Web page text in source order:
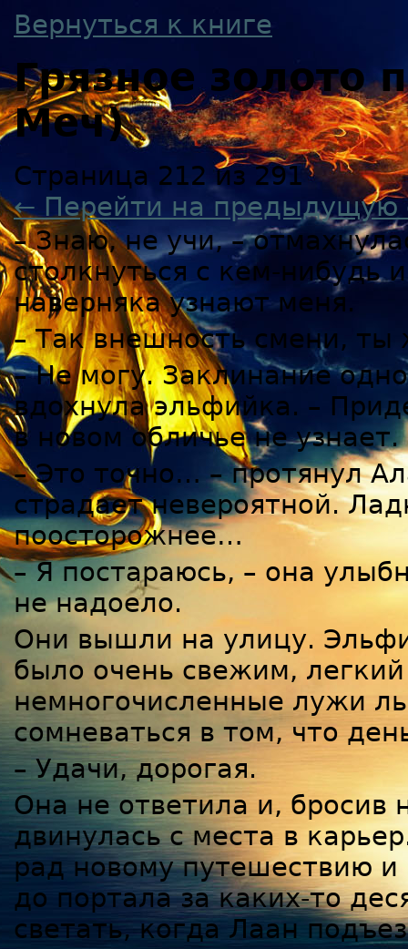
Вернуться к книге
Грязное
Меч)
Страница 212 из 291
← Перейти на предыдущую
– Знаю, не учи, –
столкнуться с кем-нибудь
наверняка узнают меня.
– Так внешность смени,
– Не могу. Заклинание
вдохнула эльфийка. –
в новом обличье не узнает.
– Это точно… – протянул
страдает невероятной.
поосторожнее…
– Я постараюсь, – она
не надоело.
Они вышли на улицу.
было очень свежим,
немногочисленные лужи
сомневаться в том, что
– Удачи, дорогая.
Она не ответила и, бросив
двинулась с места в
рад новому путешествию и
до портала за каких-то
светать, когда Лаан